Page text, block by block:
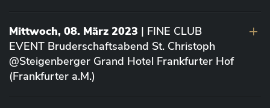
Mittwoch, 08. März 2023 | FINE CLUB
EVENT Bruderschaftsabend St. Christoph
@Steigenberger Grand Hotel Frankfurter Hof
(Frankfurter a.M.)